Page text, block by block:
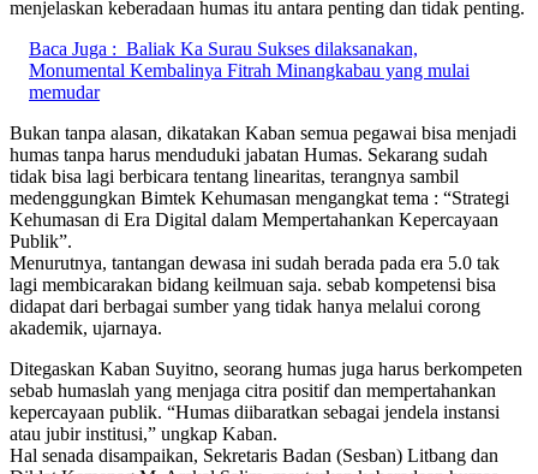
menjelaskan keberadaan humas itu antara penting dan tidak penting.
Baca Juga : Baliak Ka Surau Sukses dilaksanakan,
Monumental Kembalinya Fitrah Minangkabau yang mulai
memudar
Bukan tanpa alasan, dikatakan Kaban semua pegawai bisa menjadi
humas tanpa harus menduduki jabatan Humas. Sekarang sudah
tidak bisa lagi berbicara tentang linearitas, terangnya sambil
medenggungkan Bimtek Kehumasan mengangkat tema : “Strategi
Kehumasan di Era Digital dalam Mempertahankan Kepercayaan
Publik”.
Menurutnya, tantangan dewasa ini sudah berada pada era 5.0 tak
lagi membicarakan bidang keilmuan saja. sebab kompetensi bisa
didapat dari berbagai sumber yang tidak hanya melalui corong
akademik, ujarnaya.
Ditegaskan Kaban Suyitno, seorang humas juga harus berkompeten
sebab humaslah yang menjaga citra positif dan mempertahankan
kepercayaan publik. “Humas diibaratkan sebagai jendela instansi
atau jubir institusi,” ungkap Kaban.
Hal senada disampaikan, Sekretaris Badan (Sesban) Litbang dan